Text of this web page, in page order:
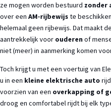
ze mogen worden bestuurd zonder
over een AM-rijbewijs te
helemaal geen rijbewijs. Dat maakt
aantrekkelijk voor ouderen of
niet (meer) in aanmerking komen
Toch krijgt u met een voertuig van
u in een kleine elektrische auto
voorzien van een overkapping of
droog en comfortabel rijdt bij elk